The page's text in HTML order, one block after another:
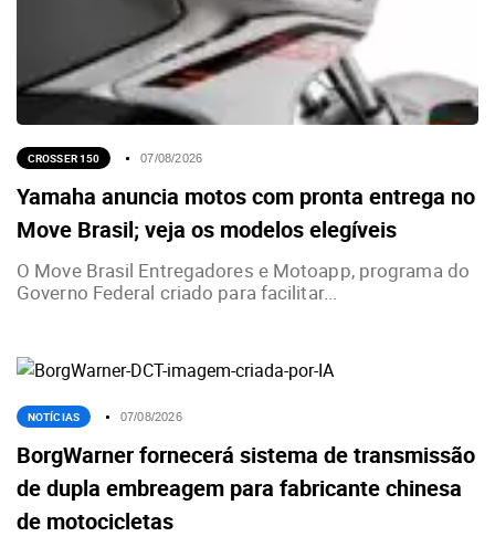
CROSSER 150 07/08/2026
Yamaha anuncia motos com pronta entrega no
Move Brasil; veja os modelos elegíveis
O Move Brasil Entregadores e Motoapp, programa do
Governo Federal criado para facilitar...
NOTÍCIAS 07/08/2026
BorgWarner fornecerá sistema de transmissão
de dupla embreagem para fabricante chinesa
de motocicletas